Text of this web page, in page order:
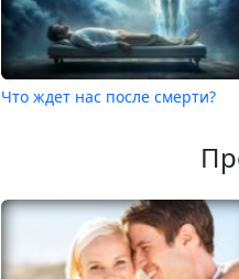
Что ждет нас после смерти?